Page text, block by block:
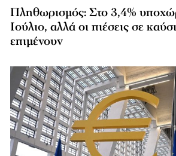
Πληθωρισμός: Στο 3,4%
Ιούλιο, αλλά οι πιέσεις σε
επιμένουν